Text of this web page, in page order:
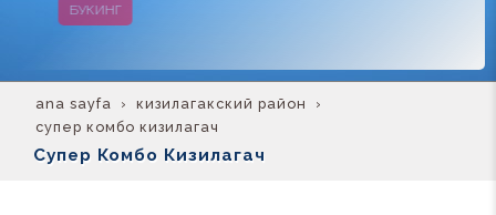
БУКИНГ
ana sayfa
кизилагакский район
супер комбо кизилагач
Супер Комбо Кизилагач